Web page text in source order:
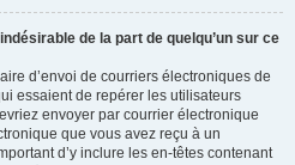
de la part de quelqu’un sur ce
d’envoi de courriers électroniques de
essaient de repérer les utilisateurs
envoyer par courrier électronique
que vous avez reçu à un
d’y inclure les en-têtes contenant